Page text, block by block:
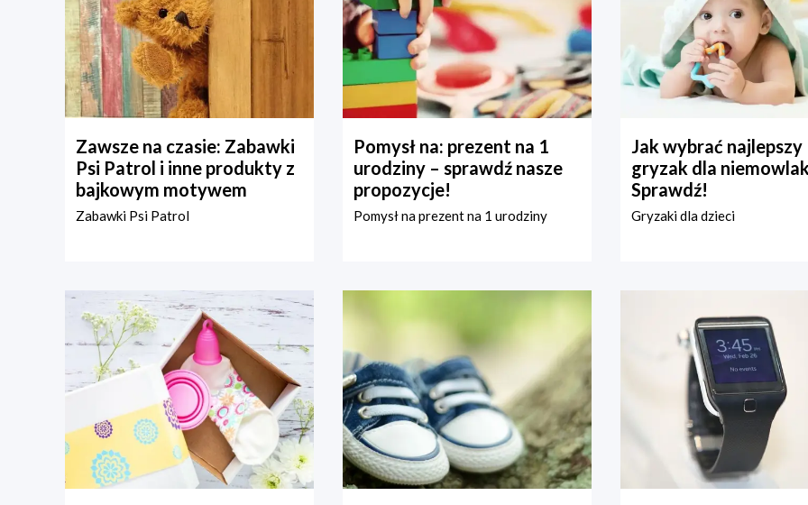
Zawsze na czasie: Zabawki
Psi Patrol i inne produkty z
bajkowym motywem
Zabawki Psi Patrol
Pomysł na: prezent na 1
urodziny – sprawdź nasze
propozycje!
Pomysł na prezent na 1 urodziny
Jak wybrać najlepszy
gryzak dla
Sprawdź!
Gryzaki dla dzieci